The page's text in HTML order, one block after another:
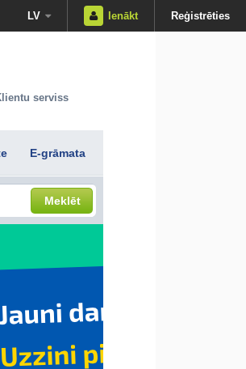
LV Ienākt Reģistrēties
serviss
E-grāmata
Meklēt